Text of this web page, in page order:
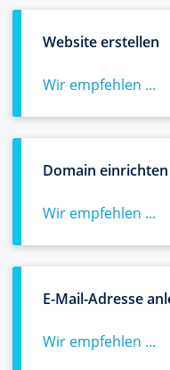
Website erstellen
Wir empfehlen ...
Domain einrichten
Wir empfehlen ...
E-Mail-Adresse
Wir empfehlen ...